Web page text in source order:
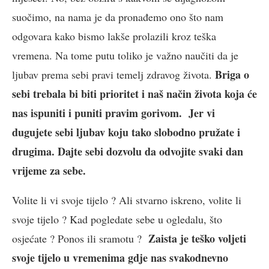
suočimo, na nama je da pronađemo ono što nam
odgovara kako bismo lakše prolazili kroz teška
vremena. Na tome putu toliko je važno naučiti da je
ljubav prema sebi pravi temelj zdravog života. Briga o
sebi trebala bi biti prioritet i naš način života koja će
nas ispuniti i puniti pravim gorivom. Jer vi
dugujete sebi ljubav koju tako slobodno pružate i
drugima. Dajte sebi dozvolu da odvojite svaki dan
vrijeme za sebe.
Volite li vi svoje tijelo ? Ali stvarno iskreno, volite li
svoje tijelo ? Kad pogledate sebe u ogledalu, što
osjećate ? Ponos ili sramotu ? Zaista je teško voljeti
svoje tijelo u vremenima gdje nas svakodnevno